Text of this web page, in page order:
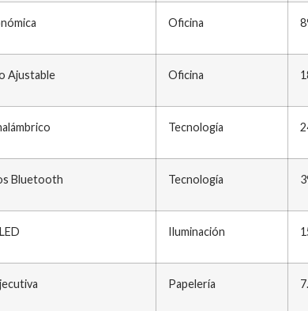
Oficina
Ajustable Oficina
Tecnología
Bluetooth Tecnología
Iluminación
Papelería